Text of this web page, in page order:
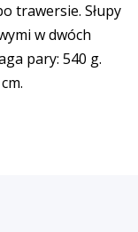
trawersie. Słupy
w dwóch
pary: 540 g.